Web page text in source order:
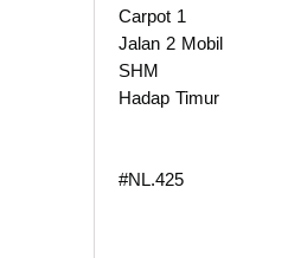
Carpot 1
Jalan 2 Mobil
SHM
Hadap Timur
#NL.425